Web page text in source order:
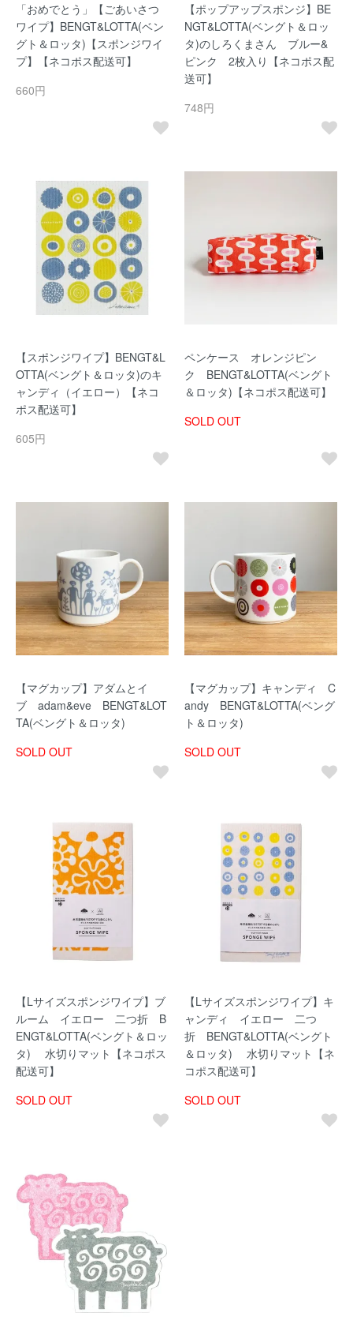
「おめでとう」【ごあいさつ
ワイプ】BENGT&LOTTA(ベン
グト＆ロッタ)【スポンジワイ
プ】【ネコポス配送可】
660円
【ポップアップスポンジ】BE
NGT&LOTTA(ベングト＆ロッ
タ)のしろくまさん ブルー&
ピンク 2枚入り【ネコポス配
送可】
748円
【スポンジワイプ】BENGT&L
OTTA(ベングト＆ロッタ)のキ
ャンディ（イエロー）【ネコ
ポス配送可】
605円
ペンケース オレンジピン
ク BENGT&LOTTA(ベングト
＆ロッタ)【ネコポス配送可】
SOLD OUT
【マグカップ】アダムとイ
ブ adam&eve BENGT&LOT
TA(ベングト＆ロッタ)
SOLD OUT
【マグカップ】キャンディ C
andy BENGT&LOTTA(ベング
ト＆ロッタ)
SOLD OUT
【Lサイズスポンジワイプ】ブ
ルーム イエロー 二つ折 B
ENGT&LOTTA(ベングト＆ロッ
タ) 水切りマット【ネコポス
配送可】
SOLD OUT
【Lサイズスポンジワイプ】キ
ャンディ イエロー 二つ
折 BENGT&LOTTA(ベングト
＆ロッタ) 水切りマット【ネ
コポス配送可】
SOLD OUT